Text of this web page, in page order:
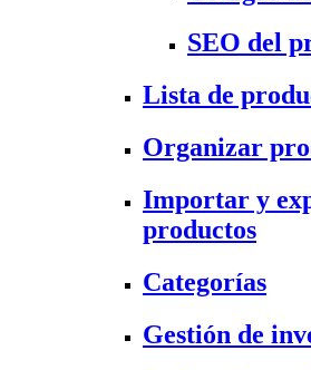
SEO del
Lista de
Organizar
Importar y
productos
Categorías
Gestión de